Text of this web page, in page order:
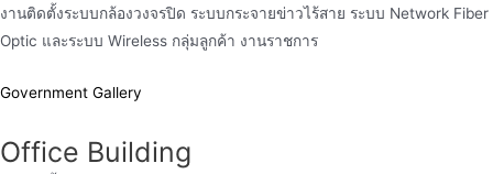
งานติดตั้งระบบกล้องวงจรปิด ระบบกระจายข่าวไร้สาย ระบบ Network Fiber
Optic และระบบ Wireless กลุ่มลูกค้า งานราชการ
Government Gallery
Office Building